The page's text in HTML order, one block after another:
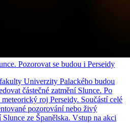
Pozorovat se budou i Perseidy
Univerzity Palackého budou
částečné zatmění Slunce. Po
roj Perseidy. Součástí celé
pozorování nebo živý
ze Španělska. Vstup na akci